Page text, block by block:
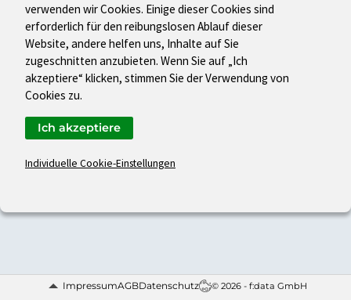
ImpressumAGBDatenschutz © 2026 - f:data GmbH
verwenden wir Cookies. Einige dieser Cookies sind
erforderlich für den reibungslosen Ablauf dieser
Website, andere helfen uns, Inhalte auf Sie
zugeschnitten anzubieten. Wenn Sie auf „Ich
akzeptiere“ klicken, stimmen Sie der Verwendung von
Cookies zu.
Individuelle Cookie-Einstellungen
Ich akzeptiere